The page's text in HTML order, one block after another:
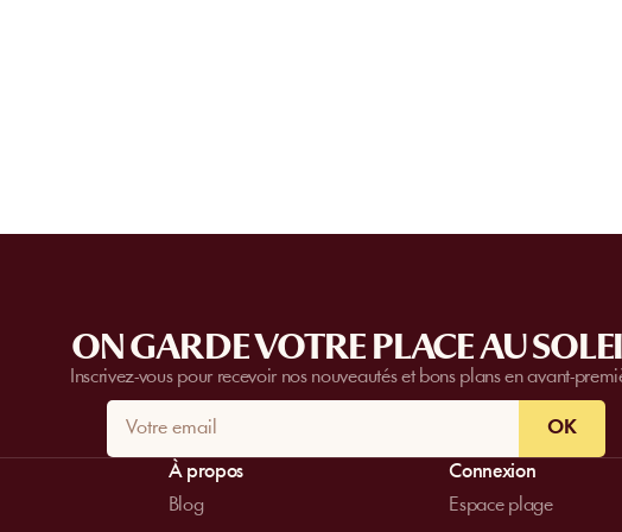
ON GARDE VOTRE PLACE AU
Inscrivez-vous pour recevoir nos nouveautés et bons plans en avant-
OK
À propos
Blog
Connexion
Espace plage